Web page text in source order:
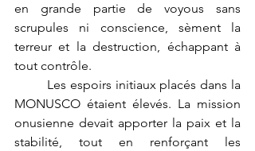
en grande partie de voyous sans
scrupules ni conscience, sèment la
terreur et la destruction, échappant à
tout contrôle.
MONUSCO étaient élevés. La mission
onusienne devait apporter la paix et la
stabilité, tout en renforçant les